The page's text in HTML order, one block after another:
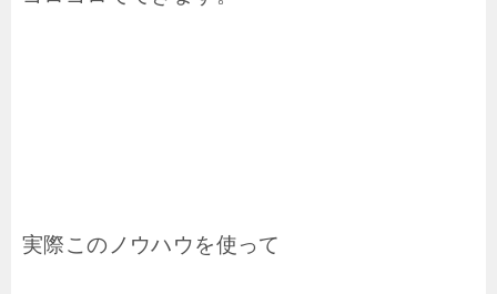
実際このノウハウを使って